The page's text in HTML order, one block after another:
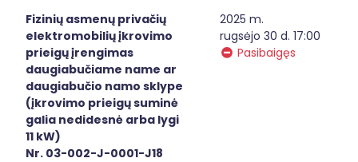
Fizinių asmenų privačių
elektromobilių įkrovimo
prieigų įrengimas
daugiabučiame name ar
daugiabučio namo sklype
(įkrovimo prieigų suminė
galia nedidesnė arba lygi
11 kW)
Nr. 03-002-J-0001-J18
2025 m.
rugsėjo 30 d. 17:00
Pasibaigęs